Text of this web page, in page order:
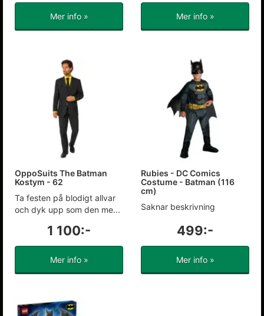
Mer info » Mer info »
OppoSuits The Batman
Kostym - 62
Ta festen på blodigt allvar
och dyk upp som den me...
1 100:-
Mer info »
Rubies - DC Comics
Costume - Batman (116
cm)
Saknar beskrivning
499:-
Mer info »